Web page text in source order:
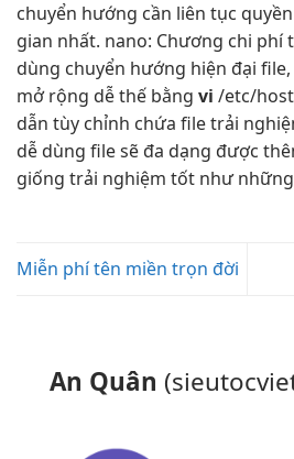
chuyển hướng cần liên tục
gian nhất. nano: Chương chi phí
dùng chuyển hướng hiện đại file,
mở rộng dễthế bằng vi /etc/
dẫn tùy chỉnh chứa filetrải
dễ dùng file sẽ đa dạng được
giống trải nghiệm tốt như những
Miễn phí tên miền trọn đời
An Quân